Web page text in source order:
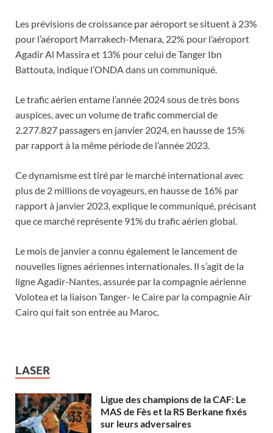
Les prévisions de croissance par aéroport se situent à 23%
pour l’aéroport Marrakech-Menara, 22% pour l’aéroport
Agadir Al Massira et 13% pour celui de Tanger Ibn
Battouta, indique l’ONDA dans un communiqué.
Le trafic aérien entame l’année 2024 sous de très bons
auspices, avec un volume de trafic commercial de
2.277.827 passagers en janvier 2024, en hausse de 15%
par rapport à la même période de l’année 2023.
Ce dynamisme est tiré par le marché international avec
plus de 2 millions de voyageurs, en hausse de 16% par
rapport à janvier 2023, explique le communiqué, précisant
que ce marché représente 91% du trafic aérien global.
Le mois de janvier a connu également le lancement de
nouvelles lignes aériennes internationales. Il s’agit de la
ligne Agadir-Nantes, assurée par la compagnie aérienne
Volotea et la liaison Tanger- le Caire par la compagnie Air
Cairo qui fait son entrée au Maroc.
LASER
Ligue des champions de la CAF: Le
MAS de Fès et la RS Berkane fixés
sur leurs adversaires